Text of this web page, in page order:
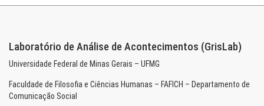
Laboratório de Análise de Acontecimentos (GrisLab)
Universidade Federal de Minas Gerais – UFMG
Faculdade de Filosofia e Ciências Humanas – FAFICH – Departamento de
Comunicação Social